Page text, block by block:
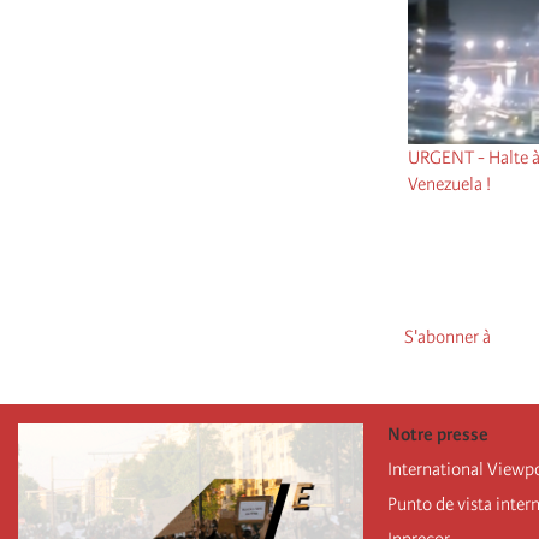
URGENT - Halte
Venezuela !
S'abonner à
Notre presse
International
Punto de vista